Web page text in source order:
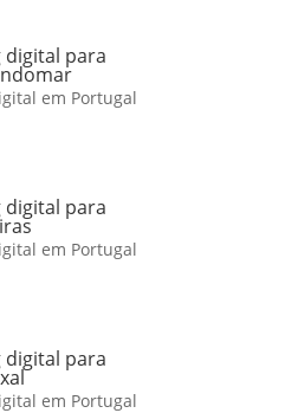
digital para
em Portugal
digital para
em Portugal
digital para
em Portugal